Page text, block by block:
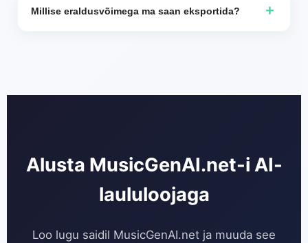
jutustuste ja kõneldud klippide jaoks.
Millise eraldusvõimega ma saan eksportida? +
Alusta MusicGenAI.net-i AI-
laululoojaga
Loo lugu saidil MusicGenAI.net ja muuda see